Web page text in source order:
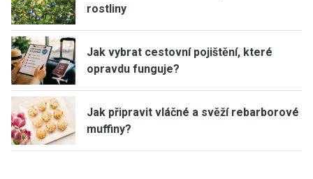
rostliny
Jak vybrat cestovní pojištění, které
opravdu funguje?
Jak připravit vláčné a svěží rebarborové
muffiny?